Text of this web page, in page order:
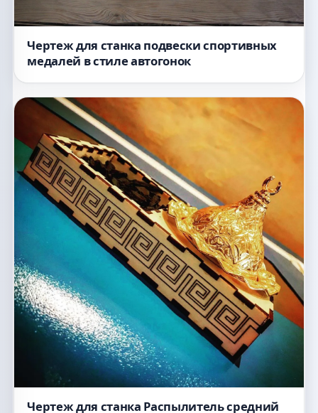
Чертеж для станка подвески спортивных
медалей в стиле автогонок
Чертеж для станка Распылитель средний